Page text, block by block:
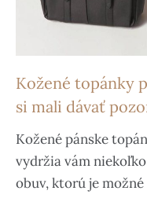
Kožené topánky
si mali dávať
Kožené pánske
vydržia vám
obuv, ktorú je